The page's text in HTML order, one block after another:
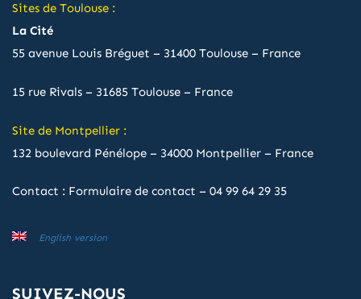
Sites de Toulouse :
La Cité
55 avenue Louis Bréguet – 31400 Toulouse – France
15 rue Rivals – 31685 Toulouse – France
Site de Montpellier :
132 boulevard Pénélope – 34000 Montpellier – France
Contact : Formulaire de contact – 04 99 64 29 35
English version
SUIVEZ-NOUS